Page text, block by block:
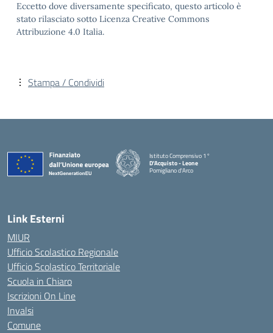
Eccetto dove diversamente specificato, questo articolo è
stato rilasciato sotto Licenza Creative Commons
Attribuzione 4.0 Italia.
Stampa / Condividi
Istituto Comprensivo 1°
D'Acquisto - Leone
Pomigliano d'Arco
— Visita la pagina iniziale della scuola
Link Esterni
MIUR
Ufficio Scolastico Regionale
Ufficio Scolastico Territoriale
Scuola in Chiaro
Iscrizioni On Line
Invalsi
Comune